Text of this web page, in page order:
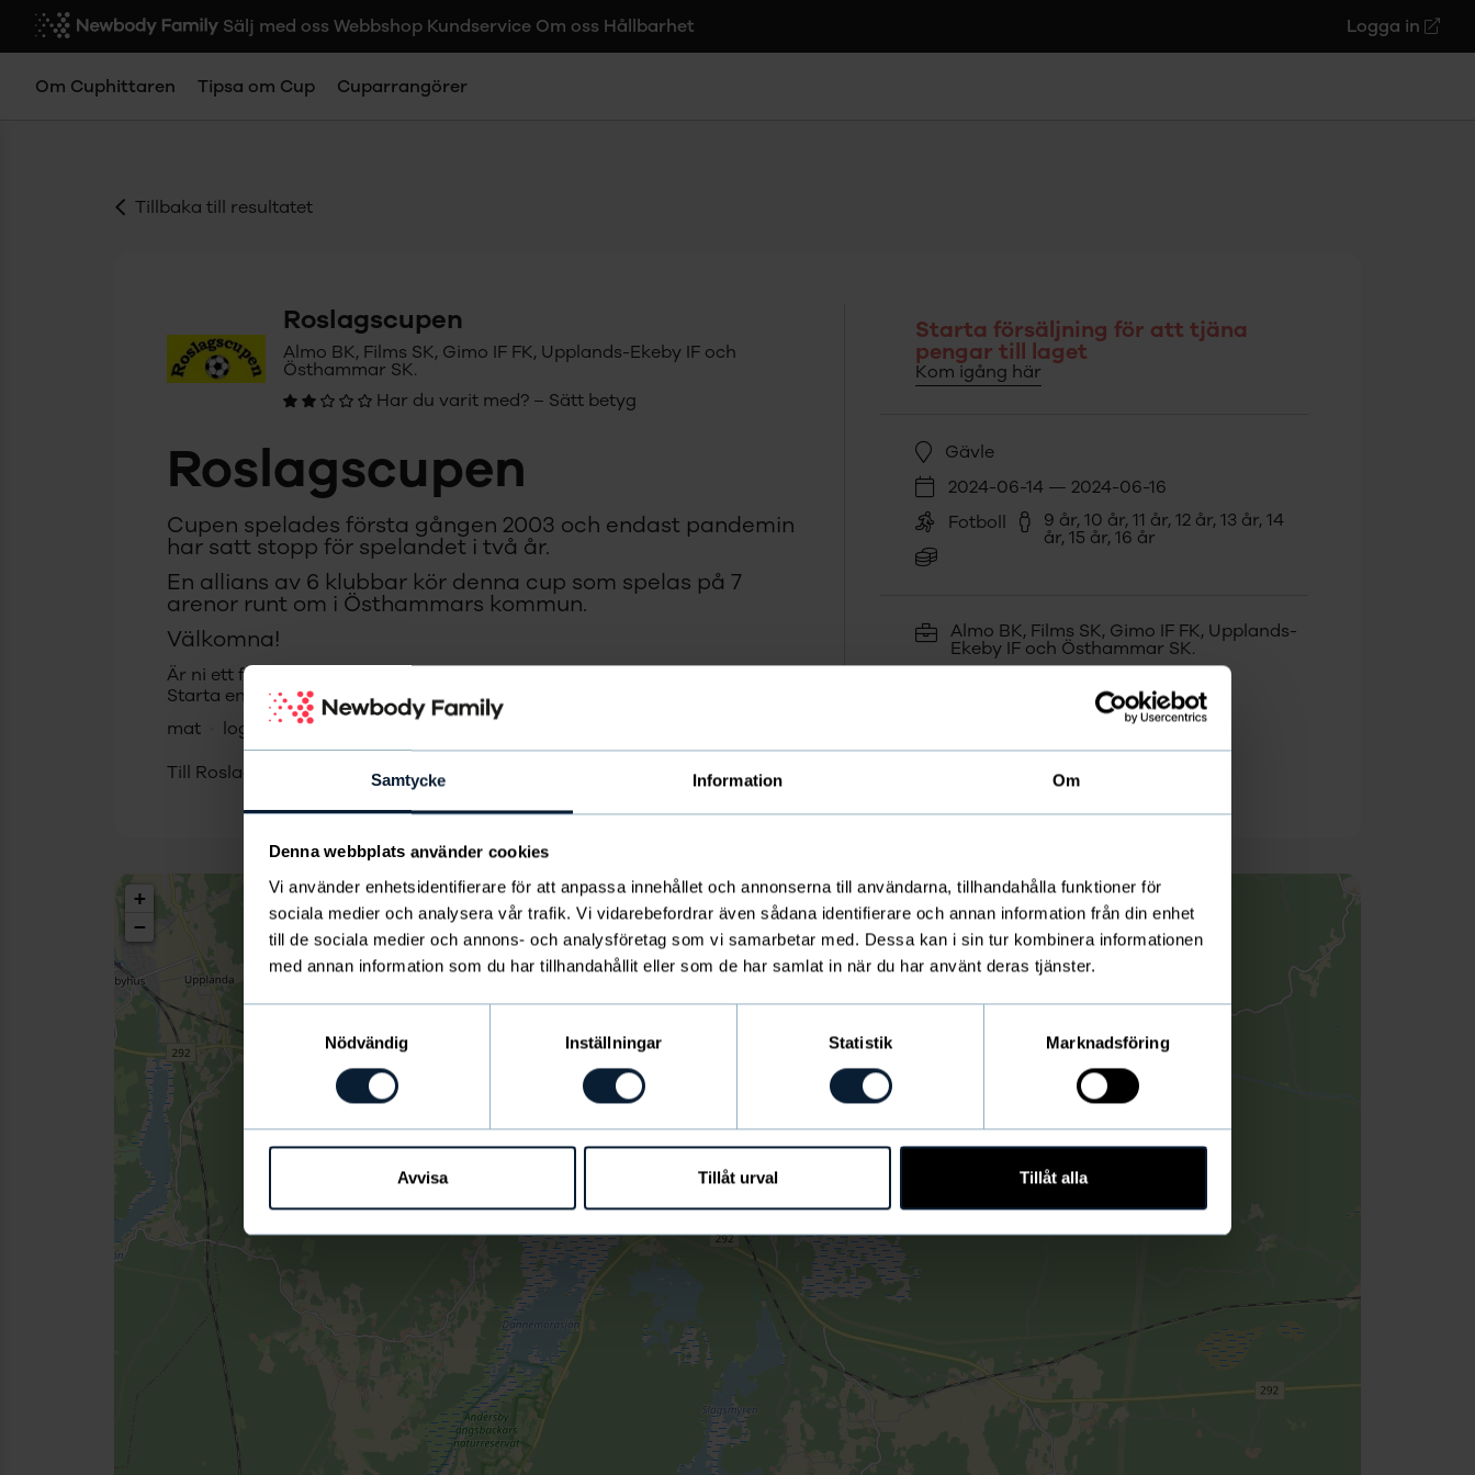
Samtycke Information Om
Denna webbplats använder cookies
Vi använder enhetsidentifierare för att anpassa innehållet och annonserna till användarna, tillhandahålla funktioner för
sociala medier och analysera vår trafik. Vi vidarebefordrar även sådana identifierare och annan information från din enhet
till de sociala medier och annons- och analysföretag som vi samarbetar med. Dessa kan i sin tur kombinera informationen
med annan information som du har tillhandahållit eller som de har samlat in när du har använt deras tjänster.
Nödvändig
Inställningar Statistik Marknadsföring
Avvisa Tillåt urval Tillåt alla
Sälj med oss Webbshop Kundservice Om oss Hållbarhet Logga in
Om Cuphittaren Tipsa om Cup Cuparrangörer
Tillbaka till resultatet
Roslagscupen
Almo BK, Films SK, Gimo IF FK, Upplands-Ekeby IF och
Östhammar SK.
Har du varit med? – Sätt betyg
Roslagscupen
Cupen spelades första gången 2003 och endast pandemin
har satt stopp för spelandet i två år.
En allians av 6 klubbar kör denna cup som spelas på 7
arenor runt om i Östhammars kommun.
Välkomna!
Är ni ett fotbollslag som vill tjäna pengar till lagkassan?
Starta en försäljning med Newbody Family här!
mat
logi
Till Roslagscupen s hemsida
Starta försäljning för att tjäna
pengar till laget
Kom igång här
Gävle
2024-06-14 — 2024-06-16
Fotboll
9 år, 10 år, 11 år, 12 år, 13 år, 14
år, 15 år, 16 år
Almo BK, Films SK, Gimo IF FK, Upplands-
Ekeby IF och Östhammar SK.
info@roslagscupen.se
0733 12 56 75
+
−